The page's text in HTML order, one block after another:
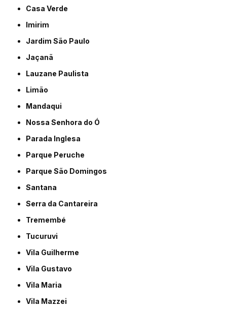
Casa Verde
Imirim
Jardim São Paulo
Jaçanã
Lauzane Paulista
Limão
Mandaqui
Nossa Senhora do Ó
Parada Inglesa
Parque Peruche
Parque São Domingos
Santana
Serra da Cantareira
Tremembé
Tucuruvi
Vila Guilherme
Vila Gustavo
Vila Maria
Vila Mazzei